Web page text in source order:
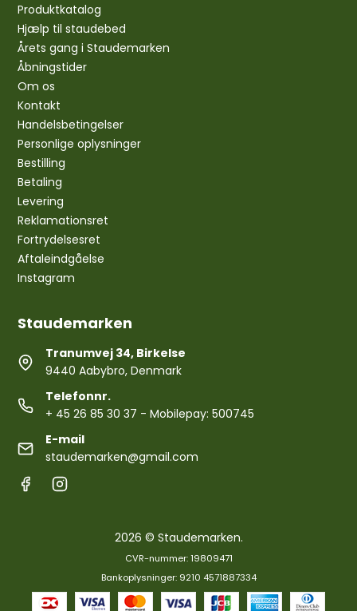
Produktkatalog
Hjælp til staudebed
Årets gang i Staudemarken
Åbningstider
Om os
Kontakt
Handelsbetingelser
Personlige oplysninger
Bestilling
Betaling
Levering
Reklamationsret
Fortrydelsesret
Aftaleindgåelse
Instagram
Staudemarken
Tranumvej 34, Birkelse
9440 Aabybro, Denmark
Telefonnr.
+ 45 26 85 30 37 - Mobilepay: 500745
E-mail
staudemarken@gmail.com
2026 © Staudemarken.
CVR-nummer: 19809471
Bankoplysninger: 9210 4571887334